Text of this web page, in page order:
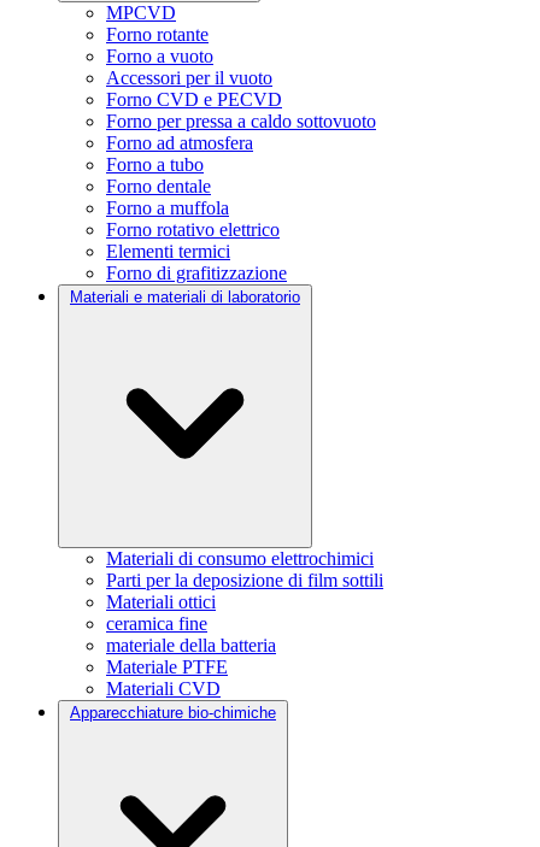
MPCVD
Forno rotante
Forno a vuoto
Accessori per il vuoto
Forno CVD e PECVD
Forno per pressa a caldo sottovuoto
Forno ad atmosfera
Forno a tubo
Forno dentale
Forno a muffola
Forno rotativo elettrico
Elementi termici
Forno di grafitizzazione
Materiali e materiali di laboratorio
Materiali di consumo elettrochimici
Parti per la deposizione di film sottili
Materiali ottici
ceramica fine
materiale della batteria
Materiale PTFE
Materiali CVD
Apparecchiature bio-chimiche